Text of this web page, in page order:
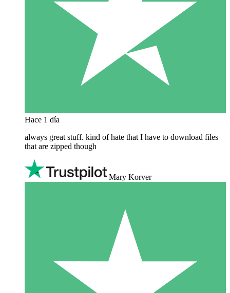
Hace 1 día
always great stuff. kind of hate that I have to download files
that are zipped though
Mary Korver